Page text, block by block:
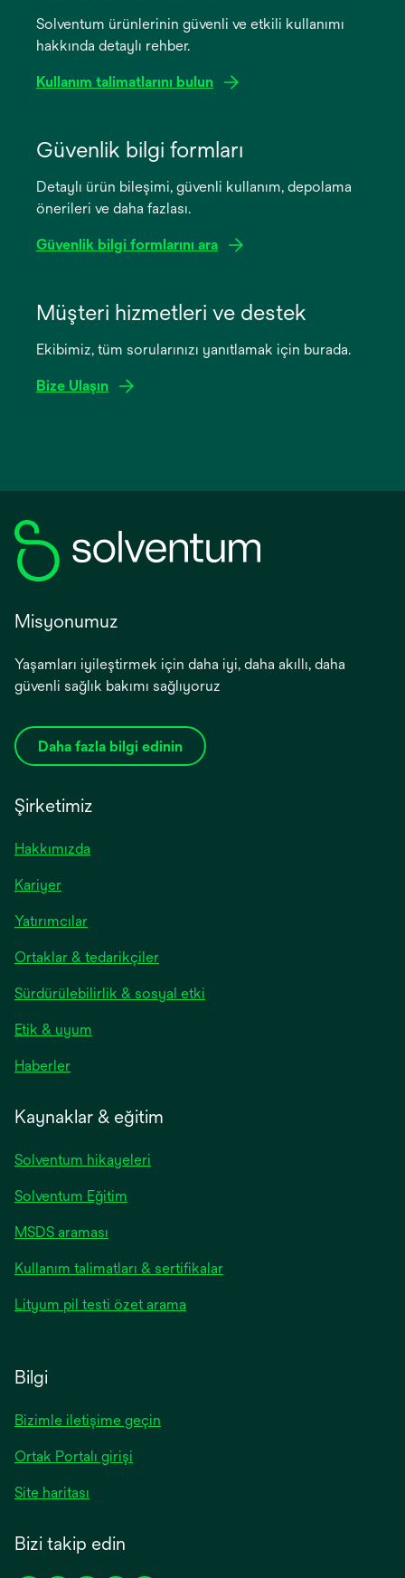
Solventum ürünlerinin güvenli ve etkili kullanımı
hakkında detaylı rehber.
Kullanım talimatlarını bulun
new
Güvenlik bilgi formları
Detaylı ürün bileşimi, güvenli kullanım, depolama
önerileri ve daha fazlası.
Güvenlik bilgi formlarını ara
new
Müşteri hizmetleri ve destek
Ekibimiz, tüm sorularınızı yanıtlamak için burada.
Bize Ulaşın
Misyonumuz
Yaşamları iyileştirmek için daha iyi, daha akıllı, daha
güvenli sağlık bakımı sağlıyoruz
Daha fazla bilgi edinin
Şirketimiz
Hakkımızda
Kariyer
Yatırımcılar
Ortaklar & tedarikçiler
Sürdürülebilirlik & sosyal etki
Etik & uyum
Haberler
Kaynaklar & eğitim
Solventum hikayeleri
Solventum Eğitim
MSDS araması
a
new
Kullanım talimatları & sertifikalaropens
Lityum pil testi özet arama
Bilgi
Bizimle iletişime geçin
Ortak Portalı girişi
Site haritası
Bizi takip edin